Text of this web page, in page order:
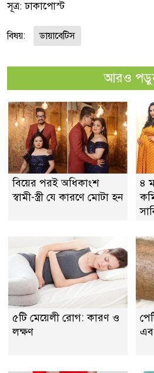
সূত্র: ঢাকাপোস্ট
বিষয়: ডায়াবেটিস
আরও
বিয়ের পরই অধিকাংশ
স্বামী-স্ত্রী যে কারণে মোটা হন
৪
৫টি মেয়েলী রোগ: কারণ ও
লক্ষণ